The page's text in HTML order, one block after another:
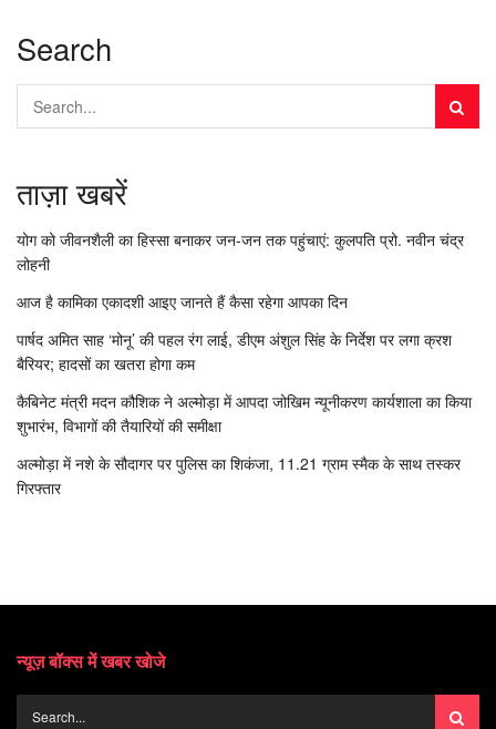
Search
ताज़ा खबरें
योग को जीवनशैली का हिस्सा बनाकर जन-जन तक पहुंचाएं: कुलपति प्रो. नवीन चंद्र
लोहनी
आज है कामिका एकादशी आइए जानते हैं कैसा रहेगा आपका दिन
पार्षद अमित साह ‘मोनू’ की पहल रंग लाई, डीएम अंशुल सिंह के निर्देश पर लगा क्रश
बैरियर; हादसों का खतरा होगा कम
कैबिनेट मंत्री मदन कौशिक ने अल्मोड़ा में आपदा जोखिम न्यूनीकरण कार्यशाला का किया
शुभारंभ, विभागों की तैयारियों की समीक्षा
अल्मोड़ा में नशे के सौदागर पर पुलिस का शिकंजा, 11.21 ग्राम स्मैक के साथ तस्कर
गिरफ्तार
न्यूज़ बॉक्स में खबर खोजे